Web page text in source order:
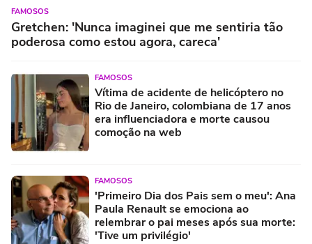
FAMOSOS
Gretchen: 'Nunca imaginei que me sentiria tão
poderosa como estou agora, careca'
FAMOSOS
Vítima de acidente de helicóptero no
Rio de Janeiro, colombiana de 17 anos
era influenciadora e morte causou
comoção na web
FAMOSOS
'Primeiro Dia dos Pais sem o meu': Ana
Paula Renault se emociona ao
relembrar o pai meses após sua morte:
'Tive um privilégio'